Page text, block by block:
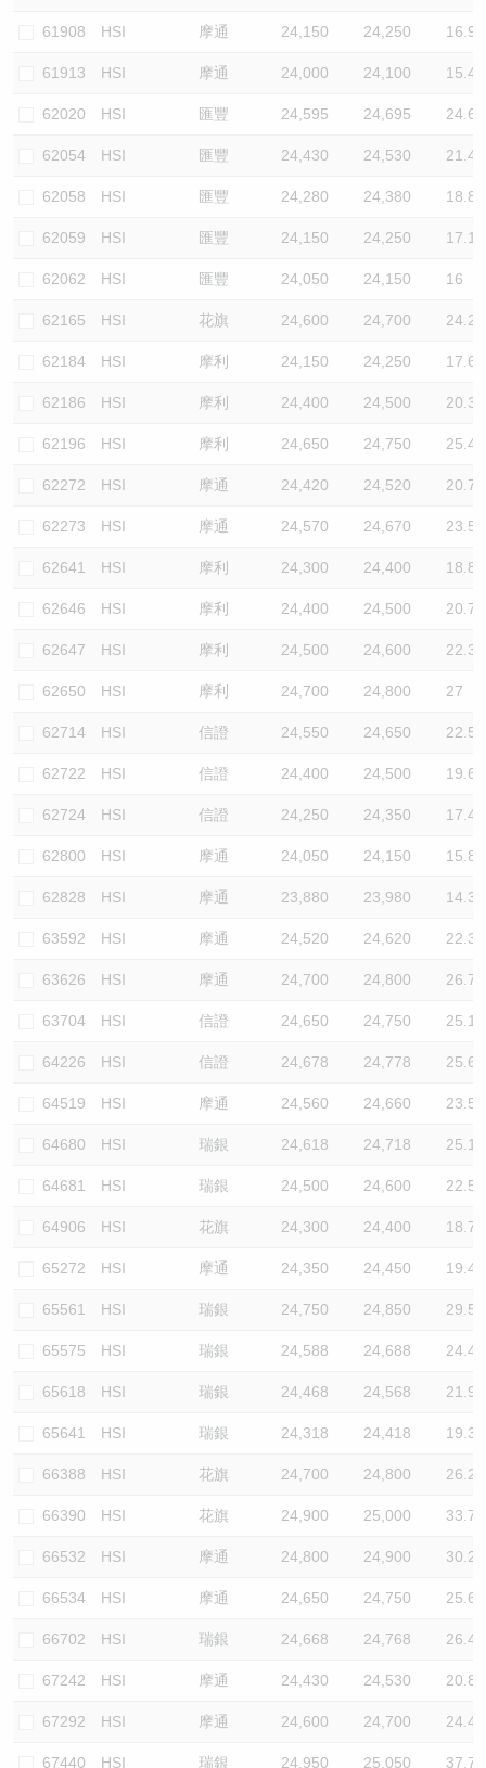
61908 HSI 摩通 24,150 24,250 16.9
61913 HSI 摩通 24,000 24,100 15.4
62020 HSI 匯豐 24,595 24,695 24.6
62054 HSI 匯豐 24,430 24,530 21.4
62058 HSI 匯豐 24,280 24,380 18.8
62059 HSI 匯豐 24,150 24,250 17.1
62062 HSI 匯豐 24,050 24,150 16
62165 HSI 花旗 24,600 24,700 24.2
62184 HSI 摩利 24,150 24,250 17.6
62186 HSI 摩利 24,400 24,500 20.3
62196 HSI 摩利 24,650 24,750 25.4
62272 HSI 摩通 24,420 24,520 20.7
62273 HSI 摩通 24,570 24,670 23.5
62641 HSI 摩利 24,300 24,400 18.8
62646 HSI 摩利 24,400 24,500 20.7
62647 HSI 摩利 24,500 24,600 22.3
62650 HSI 摩利 24,700 24,800 27
62714 HSI 信證 24,550 24,650 22.5
62722 HSI 信證 24,400 24,500 19.6
62724 HSI 信證 24,250 24,350 17.4
62800 HSI 摩通 24,050 24,150 15.8
62828 HSI 摩通 23,880 23,980 14.3
63592 HSI 摩通 24,520 24,620 22.3
63626 HSI 摩通 24,700 24,800 26.7
63704 HSI 信證 24,650 24,750 25.1
64226 HSI 信證 24,678 24,778 25.6
64519 HSI 摩通 24,560 24,660 23.5
64680 HSI 瑞銀 24,618 24,718 25.1
64681 HSI 瑞銀 24,500 24,600 22.5
64906 HSI 花旗 24,300 24,400 18.7
65272 HSI 摩通 24,350 24,450 19.4
65561 HSI 瑞銀 24,750 24,850 29.5
65575 HSI 瑞銀 24,588 24,688 24.4
65618 HSI 瑞銀 24,468 24,568 21.9
65641 HSI 瑞銀 24,318 24,418 19.3
66388 HSI 花旗 24,700 24,800 26.2
66390 HSI 花旗 24,900 25,000 33.7
66532 HSI 摩通 24,800 24,900 30.2
66534 HSI 摩通 24,650 24,750 25.6
66702 HSI 瑞銀 24,668 24,768 26.4
67242 HSI 摩通 24,430 24,530 20.8
67292 HSI 摩通 24,600 24,700 24.4
67440 HSI 瑞銀 24,950 25,050 37.7